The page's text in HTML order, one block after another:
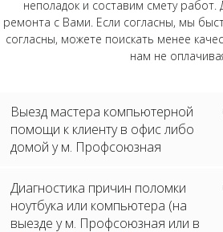
неполадок и составим смету работ.
ремонта с Вами. Если согласны, мы
согласны, можете поискать менее
нам не
Выезд мастера компьютерной
помощи к клиенту в офис либо
домой у м. Профсоюзная
Диагностика причин поломки
ноутбука или компьютера (на
выезде у м. Профсоюзная или в